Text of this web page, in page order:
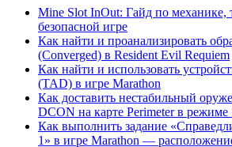
Mine Slot InOut: Гайд по механике,
безопасной игре
Как найти и проанализировать
(Converged) в Resident Evil Requiem
Как найти и использовать
(TAD) в игре Marathon
Как доставить нестабильный
DCON на карте Perimeter в
Как выполнить задание
1» в игре Marathon —